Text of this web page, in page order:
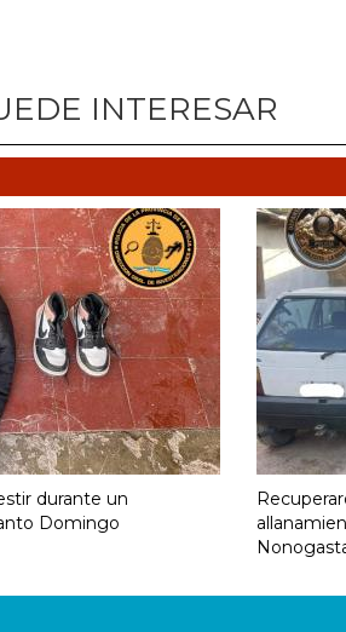
INTERESAR
durante un
Domingo